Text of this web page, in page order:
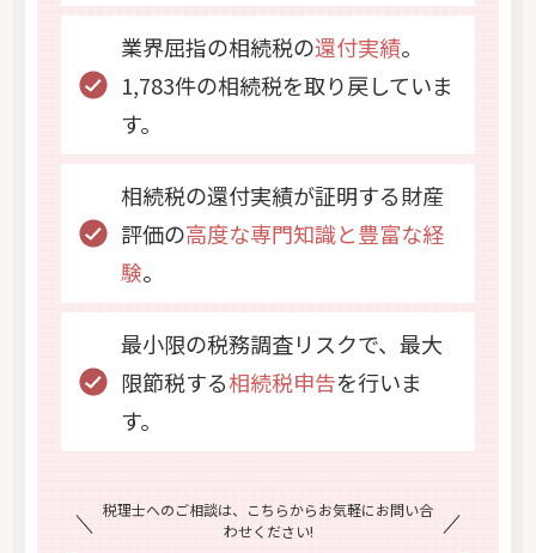
業界屈指の相続税の還付実績。
1,783件の相続税を取り戻していま
す。
相続税の還付実績が証明する財産
評価の高度な専門知識と豊富な経
験。
最小限の税務調査リスクで、最大
限節税する相続税申告を行いま
す。
税理士へのご相談は、こちらからお気軽にお問い合
わせください!